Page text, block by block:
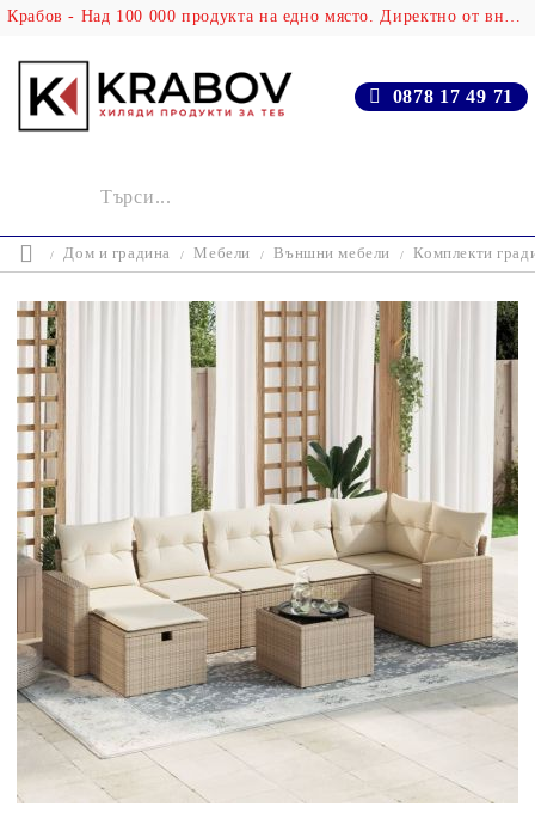
Крабов - Над 100 000 продукта на едно място. Директно от вносителя!
0878 17 49 71
Дом и градина Мебели Външни мебели Комплекти